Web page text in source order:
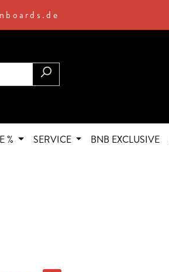
% SERVICE BNB EXCLUSIVE